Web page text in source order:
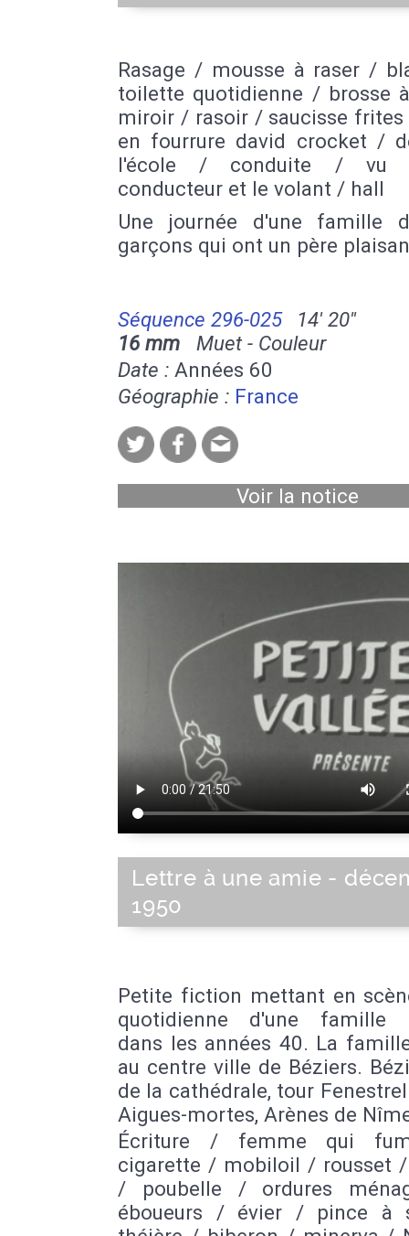
Rasage / mousse à raser /
toilette quotidienne / brosse
miroir / rasoir / saucisse
en fourrure david crocket /
l'école / conduite / vu
conducteur et le volant / hall
Une journée d'une famille
garçons qui ont un père
Séquence 296-025
14' 20''
16 mm Muet - Couleur
Date : Années 60
Géographie : France
Voir la notice
Lettre à une amie -
1950
Petite fiction mettant en
quotidienne d'une famille
dans les années 40. La
au centre ville de Béziers.
de la cathédrale, tour
Aigues-mortes, Arènes de
Écriture / femme qui
cigarette / mobiloil / rousset /
/ poubelle / ordures
éboueurs / évier / pince à